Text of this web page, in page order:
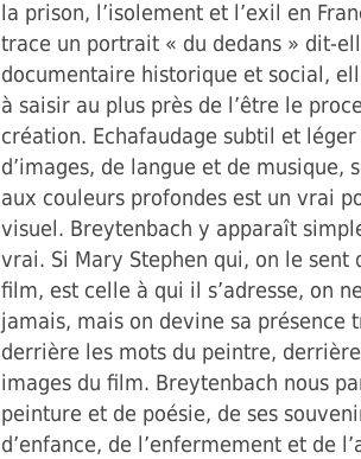
la prison, l’isolement et l’exil en
trace un portrait « du dedans » dit-
documentaire historique et social,
à saisir au plus près de l’être le
création. Echafaudage subtil et
d’images, de langue et de musique,
aux couleurs profondes est un vrai
visuel. Breytenbach y apparaît
vrai. Si Mary Stephen qui, on le sent
film, est celle à qui il s’adresse, on
jamais, mais on devine sa présence
derrière les mots du peintre,
images du film. Breytenbach nous
peinture et de poésie, de ses
d’enfance, de l’enfermement et de